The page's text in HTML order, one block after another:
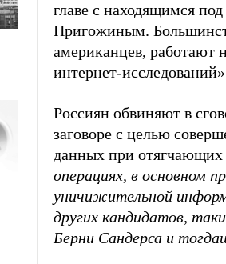
главе с находящимся
Пригожиным.
американцев, работают
интернет-
Россиян обвиняют в
заговоре с целью
данных при отягчающих
операциях, в основном
уничижительной
других кандидатов,
Берни Сандерса и